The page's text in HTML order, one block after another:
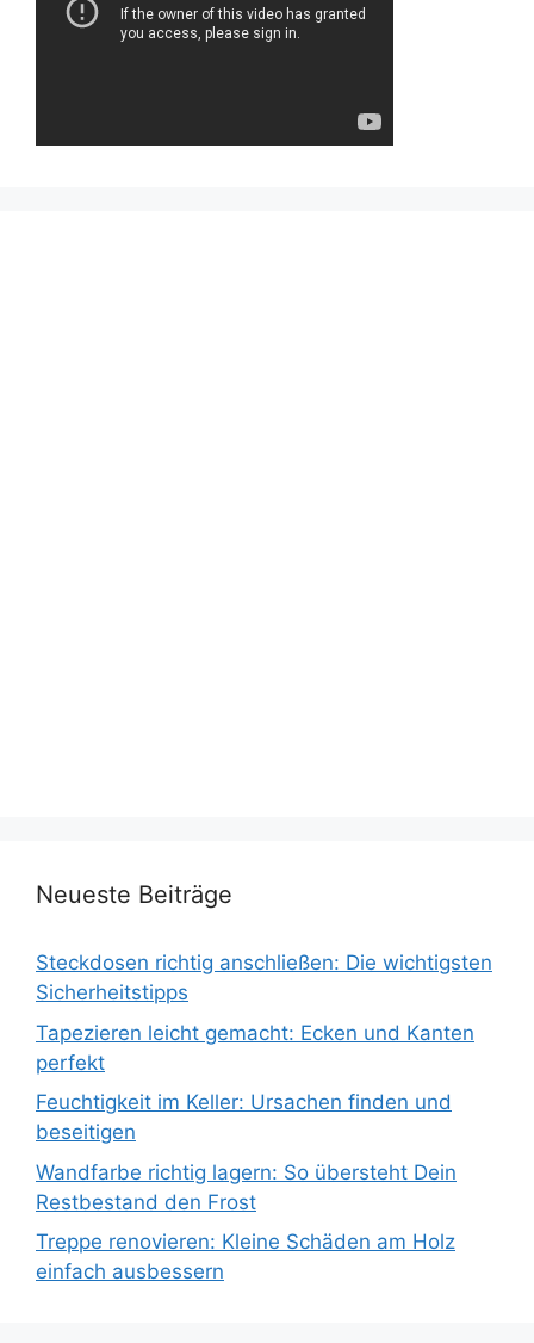
Neueste Beiträge
Steckdosen richtig anschließen: Die wichtigsten
Sicherheitstipps
Tapezieren leicht gemacht: Ecken und Kanten
perfekt
Feuchtigkeit im Keller: Ursachen finden und
beseitigen
Wandfarbe richtig lagern: So übersteht Dein
Restbestand den Frost
Treppe renovieren: Kleine Schäden am Holz
einfach ausbessern